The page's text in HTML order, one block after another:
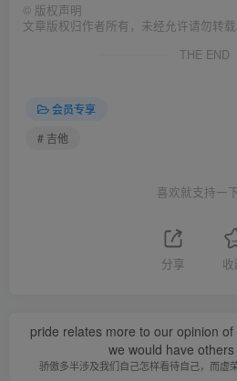
© 版权声明
文章版权归作者所有，未经允许请勿转载
THE END
会员专享
# 吉他
喜欢就支持一
分享 收
pride relates more to our opinion
we would have
骄傲多半涉及我们自己怎样看待自己，而虚